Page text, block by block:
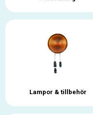
Lampor & tillbehör